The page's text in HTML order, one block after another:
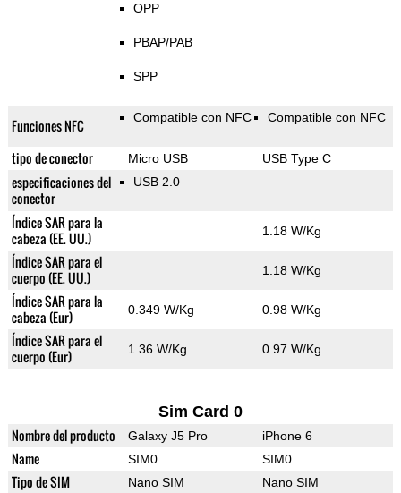
OPP
PBAP/PAB
SPP
Funciones NFC Compatible con NFC Compatible con NFC
tipo de conector Micro USB USB Type C
especificaciones del
conector
USB 2.0
Índice SAR para la
cabeza (EE. UU.)
1.18 W/Kg
Índice SAR para el
cuerpo (EE. UU.)
1.18 W/Kg
Índice SAR para la
cabeza (Eur)
0.349 W/Kg 0.98 W/Kg
Índice SAR para el
cuerpo (Eur)
1.36 W/Kg 0.97 W/Kg
Sim Card 0
Nombre del producto Galaxy J5 Pro iPhone 6
Name SIM0 SIM0
Tipo de SIM Nano SIM Nano SIM